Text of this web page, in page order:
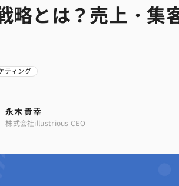
略とは？売上・集
ティング
永木 貴幸
株式会社illustrious CEO